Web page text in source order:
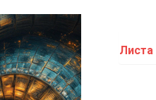
Листа